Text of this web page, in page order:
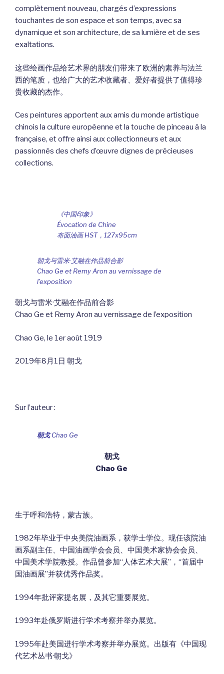
complètement nouveau, chargés d’expressions
touchantes de son espace et son temps, avec sa
dynamique et son architecture, de sa lumière et de ses
exaltations.
这些绘画作品给艺术界的朋友们带来了欧洲的素养与法兰
西的笔质，也给广大的艺术收藏者、爱好者提供了值得珍
贵收藏的杰作。
Ces peintures apportent aux amis du monde artistique
chinois la culture européenne et la touche de pinceau à la
française, et offre ainsi aux collectionneurs et aux
passionnés des chefs d’œuvre dignes de précieuses
collections.
《中国印象》
Évocation de Chine
布面油画 HST，127x95cm
朝戈与雷米·艾融在作品前合影
Chao Ge et Remy Aron au vernissage de
l’exposition
朝戈与雷米·艾融在作品前合影
Chao Ge et Remy Aron au vernissage de l’exposition
Chao Ge, le 1er août 1919
2O19年8月1日 朝戈
Sur l’auteur :
朝戈Chao Ge
朝戈
Chao Ge
生于呼和浩特，蒙古族。
1982年毕业于中央美院油画系，获学士学位。现任该院油
画系副主任、中国油画学会会员、中国美术家协会会员、
中国美术学院教授。作品曾参加“人体艺术大展”，“首届中
国油画展”并获优秀作品奖。
1994年批评家提名展，及其它重要展览。
1993年赴俄罗斯进行学术考察并举办展览。
1995年赴美国进行学术考察并举办展览。出版有《中国现
代艺术丛书·朝戈》